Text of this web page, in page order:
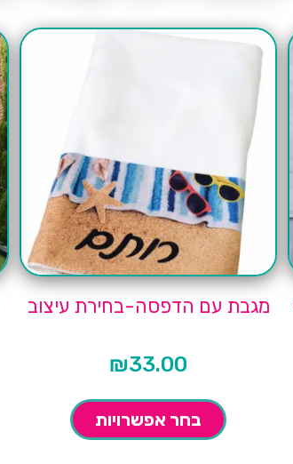
מגבת עם הדפסה-בחירת עיצוב
₪33.00
בחר אפשרויות